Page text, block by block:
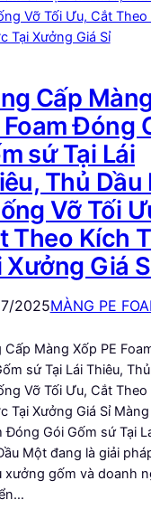
Cấp
Foam Đóng
sứ Tại Lái
Thủ Dầu
Vỡ Tối
Theo Kích
Xưởng Giá
2025MÀNG PE
Cấp Màng Xốp PE
sứ Tại Lái Thiêu,
Vỡ Tối Ưu, Cắt Theo
Tại Xưởng Giá Sỉ Màng
Đóng Gói Gốm sứ Tại
Một đang là giải
xưởng gốm và doanh